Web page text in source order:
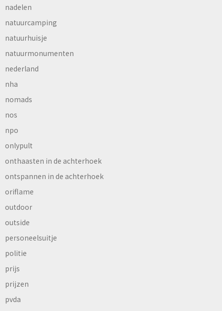
nadelen
natuurcamping
natuurhuisje
natuurmonumenten
nederland
nha
nomads
nos
npo
onlypult
onthaasten in de achterhoek
ontspannen in de achterhoek
oriflame
outdoor
outside
personeelsuitje
politie
prijs
prijzen
pvda